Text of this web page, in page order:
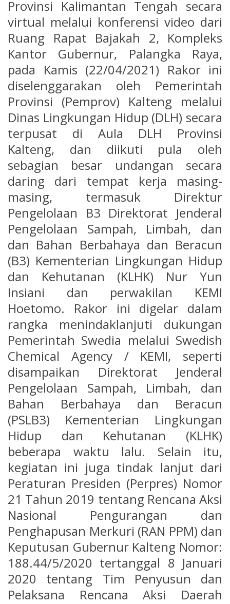
Provinsi Kalimantan Tengah secara
virtual melalui konferensi video dari
Ruang Rapat Bajakah 2, Kompleks
Kantor Gubernur, Palangka Raya,
pada Kamis (22/04/2021) Rakor ini
diselenggarakan oleh Pemerintah
Provinsi (Pemprov) Kalteng melalui
Dinas Lingkungan Hidup (DLH) secara
terpusat di Aula DLH Provinsi
Kalteng, dan diikuti pula oleh
sebagian besar undangan secara
daring dari tempat kerja masing-
masing, termasuk Direktur
Pengelolaan B3 Direktorat Jenderal
Pengelolaan Sampah, Limbah, dan
dan Bahan Berbahaya dan Beracun
(B3) Kementerian Lingkungan Hidup
dan Kehutanan (KLHK) Nur Yun
Insiani dan perwakilan KEMI
Hoetomo. Rakor ini digelar dalam
rangka menindaklanjuti dukungan
Pemerintah Swedia melalui Swedish
Chemical Agency / KEMI, seperti
disampaikan Direktorat Jenderal
Pengelolaan Sampah, Limbah, dan
Bahan Berbahaya dan Beracun
(PSLB3) Kementerian Lingkungan
Hidup dan Kehutanan (KLHK)
beberapa waktu lalu. Selain itu,
kegiatan ini juga tindak lanjut dari
Peraturan Presiden (Perpres) Nomor
21 Tahun 2019 tentang Rencana Aksi
Nasional Pengurangan dan
Penghapusan Merkuri (RAN PPM) dan
Keputusan Gubernur Kalteng Nomor:
188.44/5/2020 tertanggal 8 Januari
2020 tentang Tim Penyusun dan
Pelaksana Rencana Aksi Daerah